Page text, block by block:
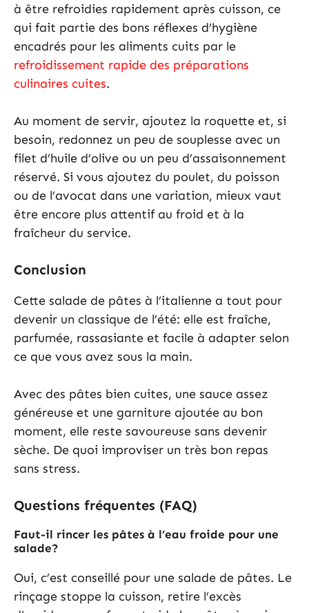
à être refroidies rapidement après cuisson, ce
qui fait partie des bons réflexes d’hygiène
encadrés pour les aliments cuits par le
refroidissement rapide des préparations
culinaires cuites.
Au moment de servir, ajoutez la roquette et, si
besoin, redonnez un peu de souplesse avec un
filet d’huile d’olive ou un peu d’assaisonnement
réservé. Si vous ajoutez du poulet, du poisson
ou de l’avocat dans une variation, mieux vaut
être encore plus attentif au froid et à la
fraîcheur du service.
Conclusion
Cette salade de pâtes à l’italienne a tout pour
devenir un classique de l’été: elle est fraîche,
parfumée, rassasiante et facile à adapter selon
ce que vous avez sous la main.
Avec des pâtes bien cuites, une sauce assez
généreuse et une garniture ajoutée au bon
moment, elle reste savoureuse sans devenir
sèche. De quoi improviser un très bon repas
sans stress.
Questions fréquentes (FAQ)
Faut-il rincer les pâtes à l’eau froide pour une
salade?
Oui, c’est conseillé pour une salade de pâtes. Le
rinçage stoppe la cuisson, retire l’excès